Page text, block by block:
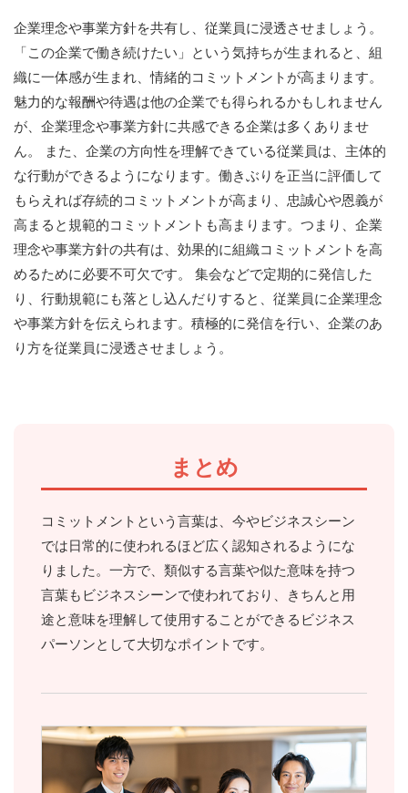
企業理念や事業方針を共有し、従業員に浸透させましょう。
「この企業で働き続けたい」という気持ちが生まれると、組
織に一体感が生まれ、情緒的コミットメントが高まります。
魅力的な報酬や待遇は他の企業でも得られるかもしれません
が、企業理念や事業方針に共感できる企業は多くありませ
ん。 また、企業の方向性を理解できている従業員は、主体的
な行動ができるようになります。働きぶりを正当に評価して
もらえれば存続的コミットメントが高まり、忠誠心や恩義が
高まると規範的コミットメントも高まります。つまり、企業
理念や事業方針の共有は、効果的に組織コミットメントを高
めるために必要不可欠です。 集会などで定期的に発信した
り、行動規範にも落とし込んだりすると、従業員に企業理念
や事業方針を伝えられます。積極的に発信を行い、企業のあ
り方を従業員に浸透させましょう。
まとめ
コミットメントという言葉は、今やビジネスシーン
では日常的に使われるほど広く認知されるようにな
りました。一方で、類似する言葉や似た意味を持つ
言葉もビジネスシーンで使われており、きちんと用
途と意味を理解して使用することができるビジネス
パーソンとして大切なポイントです。